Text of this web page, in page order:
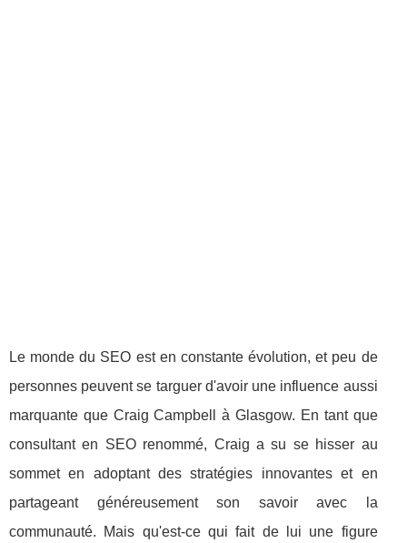
Le monde du SEO est en constante évolution, et peu de
personnes peuvent se targuer d'avoir une influence aussi
marquante que Craig Campbell à Glasgow. En tant que
consultant en SEO renommé, Craig a su se hisser au
sommet en adoptant des stratégies innovantes et en
partageant généreusement son savoir avec la
communauté. Mais qu'est-ce qui fait de lui une figure